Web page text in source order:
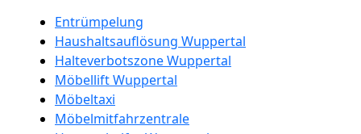
Entrümpelung
Haushaltsauflösung Wuppertal
Halteverbotszone Wuppertal
Möbellift Wuppertal
Möbeltaxi
Möbelmitfahrzentrale